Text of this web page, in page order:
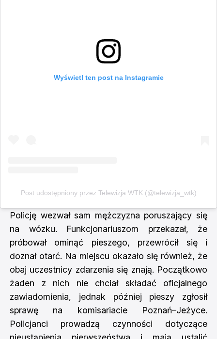
Wyświetl ten post na Instagramie
Post udostępniony przez Telewizja WTK (@telewizja_wtk)
Policję wezwał sam mężczyzna poruszający się
na wózku. Funkcjonariuszom przekazał, że
próbował ominąć pieszego, przewrócił się i
doznał otarć. Na miejscu okazało się również, że
obaj uczestnicy zdarzenia się znają. Początkowo
żaden z nich nie chciał składać oficjalnego
zawiadomienia, jednak później pieszy zgłosił
sprawę na komisariacie Poznań–Jeżyce.
Policjanci prowadzą czynności dotyczące